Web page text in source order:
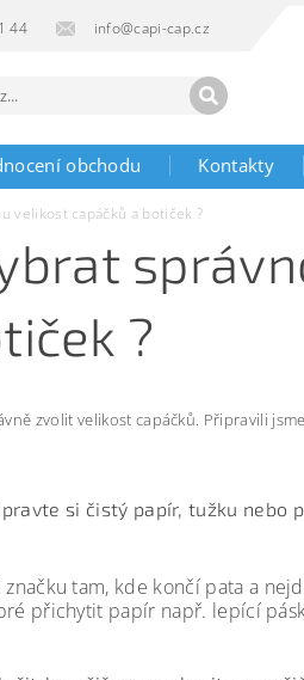
44 info@capi-cap.cz
obchodu Kontakty
velikost capáčků a botiček ?
?
zvolit velikost capáčků. Připravili
si čistý papír, tužku nebo
tam, kde končí pata a
přichytit papír např. lepící